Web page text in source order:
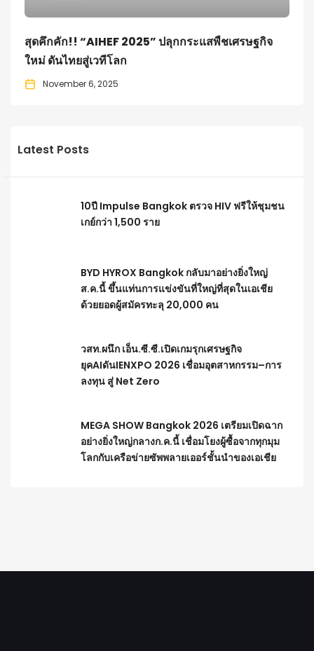
สุดคึกคัก!! “AIHEF 2025” ปลุกกระแสพืชเศรษฐกิจ
ใหม่ ดันไทยสู่เวทีโลก
November 6, 2025
Latest Posts
10ปี Impulse Bangkok ตรวจ HIV ฟรีให้ชุมชน
เกย์กว่า 1,500 ราย
BYD HYROX Bangkok กลับมาอย่างยิ่งใหญ่
ส.ค.นี้ ขึ้นแท่นการแข่งขันที่ใหญ่ที่สุดในเอเชีย
ด้วยยอดผู้สมัครทะลุ 20,000 คน
วสท.ผนึก เอ็น.ซี.ซี.เปิดเกมรุกเศรษฐกิจ
ยุคAIดันIENXPO 2026 เชื่อมอุตสาหกรรม–การ
ลงทุน สู่ Net Zero
MEGA SHOW Bangkok 2026 เตรียมเปิดฉาก
อย่างยิ่งใหญ่กลางก.ค.นี้ เชื่อมโยงผู้ซื้อจากทุกมุม
โลกกับเครือข่ายซัพพลายเออร์ชั้นนำของเอเชีย